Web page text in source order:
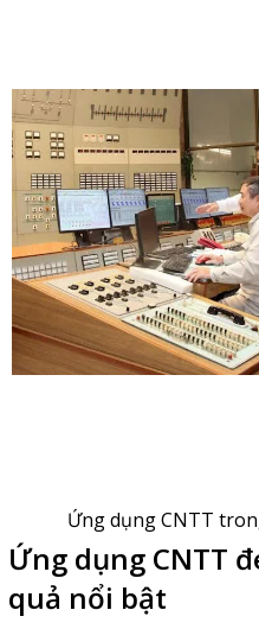
Ứng dụng CNTT
Ứng dụng CNTT
quả nổi bật